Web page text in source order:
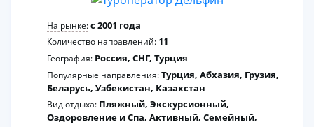
На рынке:c 2001 года
Количество направлений: 11
География: Россия, СНГ, Турция
Популярные направления:Турция, Абхазия, Грузия,
Беларусь, Узбекистан, Казахстан
Вид отдыха: Пляжный, Экскурсионный,
Оздоровление и Спа, Активный, Семейный,